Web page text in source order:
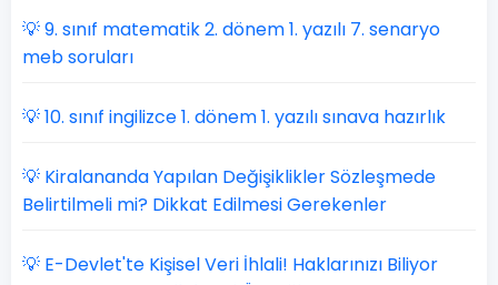
💡 9. sınıf matematik 2. dönem 1. yazılı 7. senaryo
meb soruları
💡 10. sınıf ingilizce 1. dönem 1. yazılı sınava hazırlık
💡 Kiralananda Yapılan Değişiklikler Sözleşmede
Belirtilmeli mi? Dikkat Edilmesi Gerekenler
💡 E-Devlet'te Kişisel Veri İhlali! Haklarınızı Biliyor